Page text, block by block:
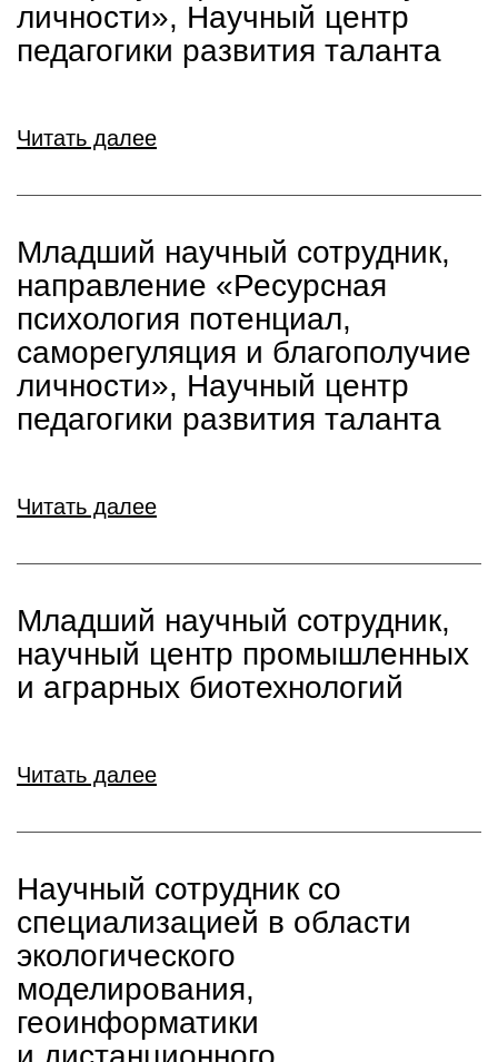
личности», Научный центр
педагогики развития таланта
Читать далее
Младший научный сотрудник,
направление «Ресурсная
психология потенциал,
саморегуляция и благополучие
личности», Научный центр
педагогики развития таланта
Читать далее
Младший научный сотрудник,
научный центр промышленных
и аграрных биотехнологий
Читать далее
Научный сотрудник со
специализацией в области
экологического
моделирования,
геоинформатики